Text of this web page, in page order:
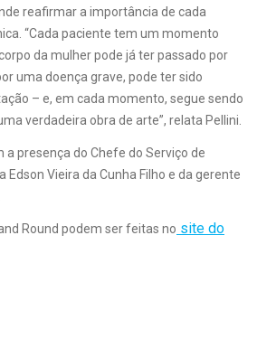
reafirmar a importância de cada
“Cada paciente tem um momento
da mulher pode já ter passado por
uma doença grave, pode ter sido
– e, em cada momento, segue sendo
verdadeira obra de arte”, relata Pellini.
presença do Chefe do Serviço de
Edson Vieira da Cunha Filho e da gerente
Round podem ser feitas no site do